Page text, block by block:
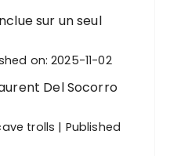
sur un seul
on: 2025-11-02
Del Socorro
trolls
Published